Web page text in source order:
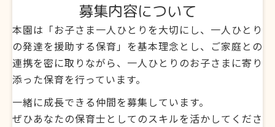
募集内容について
本園は「お子さま一人ひとりを大切にし、一人ひとり
の発達を援助する保育」を基本理念とし、ご家庭との
連携を密に取りながら、一人ひとりのお子さまに寄り
添った保育を行っています。
一緒に成長できる仲間を募集しています。
ぜひあなたの保育士としてのスキルを活かしてくださ